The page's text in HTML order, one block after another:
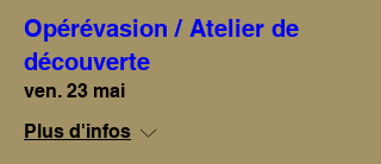
Opérévasion / Atelier de
découverte
ven. 23 mai
Plus d'infos